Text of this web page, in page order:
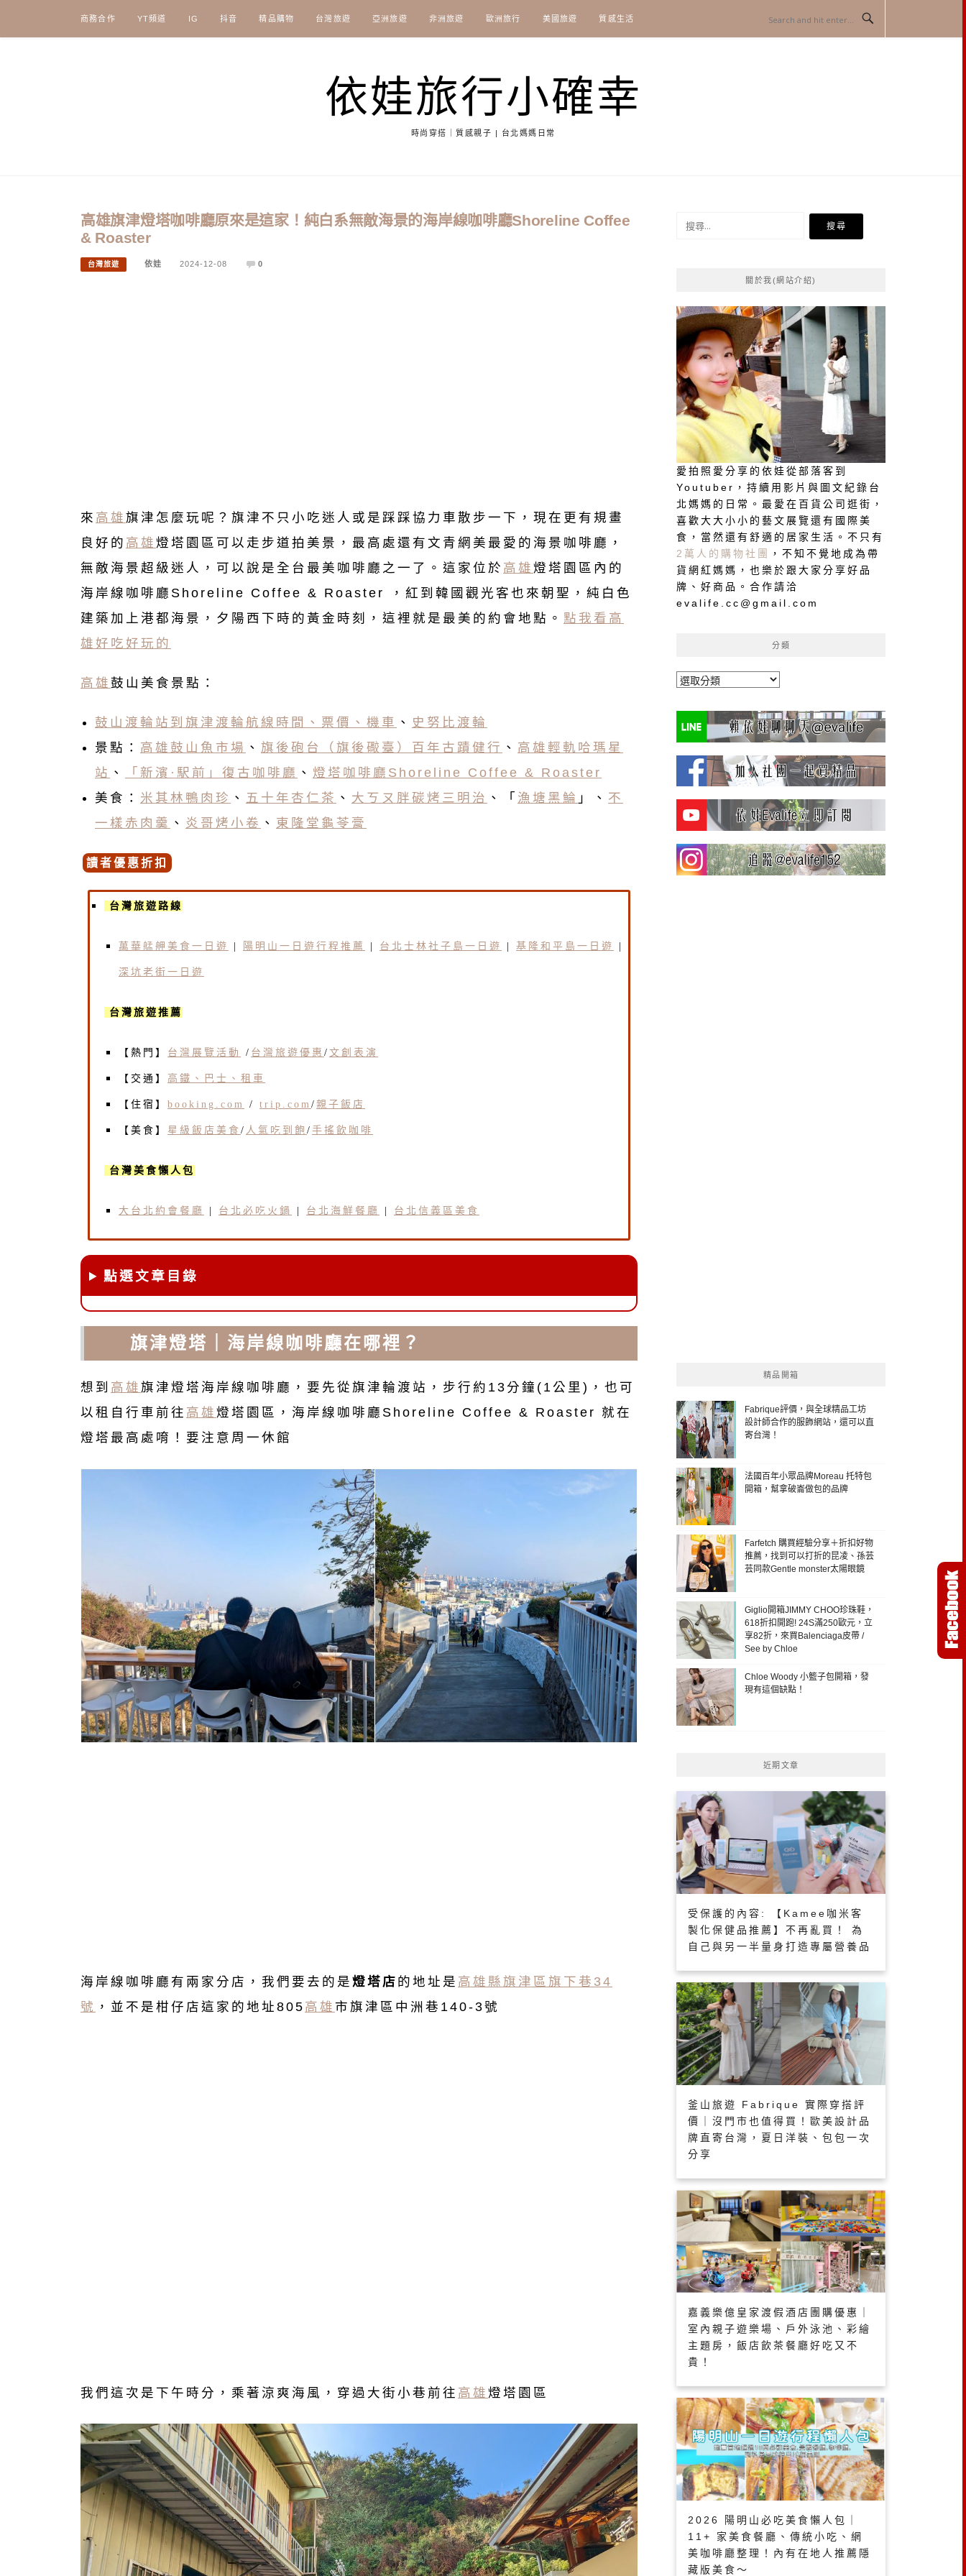
content
商務合作 YT頻道 IG 抖音 精品購物 台灣旅遊 亞洲旅遊 非洲旅遊 歐洲旅行 美國旅遊 質感生活
依娃旅行小確幸
時尚穿搭｜質感親子 | 台北媽媽日常
高雄旗津燈塔咖啡廳原來是這家！純白系無敵海景的海岸線咖啡廳Shoreline Coffee
& Roaster
台灣旅遊 依娃 2024-12-08 0
來 高雄 旗津怎麼玩呢？旗津不只小吃迷人或是踩踩協力車散步一下，現在更有規畫
良好的 高雄 燈塔園區可以走步道拍美景，最高處還有文青網美最愛的海景咖啡廳，
無敵海景超級迷人，可以說是全台最美咖啡廳之一了。這家位於 高雄 燈塔園區內的
海岸線咖啡廳Shoreline Coffee & Roaster ，紅到韓國觀光客也來朝聖，純白色
建築加上港都海景，夕陽西下時的黃金時刻，這裡就是最美的約會地點。 點我看高
雄好吃好玩的
高雄 鼓山美食景點：
鼓山渡輪站到旗津渡輪航線時間、票價、機車 、 史努比渡輪
景點： 高雄鼓山魚市場 、 旗後砲台（旗後礮臺）百年古蹟健行 、 高雄輕軌哈瑪星
站 、 「新濱·駅前」復古咖啡廳 、 燈塔咖啡廳Shoreline Coffee & Roaster
美食： 米其林鴨肉珍 、 五十年杏仁茶 、 大ㄎㄡ胖碳烤三明治 、「 漁塘黑鯩 」、 不
一樣赤肉羹 、 炎哥烤小卷 、 東隆堂龜苓膏
讀者優惠折扣
台灣旅遊路線
萬華艋舺美食一日遊 陽明山一日遊行程推薦 台北士林社子島一日遊 基隆和平島一日遊
深坑老街一日遊
台灣旅遊推薦
【熱門】 台灣展覽活動 / 台灣旅遊優惠 / 文創表演
【交通】 高鐵、巴士、租車
【住宿】 booking.com / trip.com / 親子飯店
【美食】 星級飯店美食 / 人氣吃到飽 / 手搖飲咖啡
台灣美食懶人包
大台北約會餐廳 台北必吃火鍋 台北海鮮餐廳 台北信義區美食
點選文章目錄
旗津燈塔｜海岸線咖啡廳在哪裡？
想到 高雄 旗津燈塔海岸線咖啡廳，要先從旗津輪渡站，步行約13分鐘(1公里)，也可
以租自行車前往 高雄 燈塔園區，海岸線咖啡廳Shoreline Coffee & Roaster 就在
燈塔最高處唷！要注意周一休館
海岸線咖啡廳有兩家分店，我們要去的是 燈塔店 的地址是 高雄縣旗津區旗下巷34
號 ，並不是柑仔店這家的地址805 高雄 市旗津區中洲巷140-3號
我們這次是下午時分，乘著涼爽海風，穿過大街小巷前往 高雄 燈塔園區
搜
關於我(網站介紹)
愛拍照愛分享的依娃從部落客到
Youtuber，持續用影片與圖文紀錄台
北媽媽的日常。最愛在百貨公司逛街，
喜歡大大小小的藝文展覽還有國際美
食，當然還有舒適的居家生活。不只有
2萬人的購物社團
，不知不覺地成為帶
貨網紅媽媽，也樂於跟大家分享好品
牌、好商品。合作請洽
evalife.cc@gmail.com
分類
分
精品開箱
Fabrique評價，與全球精品工坊
設計師合作的服飾網站，還可以直
寄台灣！
法國百年小眾品牌Moreau 托特包
開箱，幫拿破崙做包的品牌
Farfetch 購買經驗分享＋折扣好物
推薦，找到可以打折的昆凌、孫芸
芸同款Gentle monster太陽眼鏡
Giglio開箱JIMMY CHOO珍珠鞋，
618折扣開跑! 24S滿250歐元，立
享82折，來買Balenciaga皮帶 /
See by Chloe
Chloe Woody 小籃子包開箱，發
現有這個缺點！
近期文章
受保護的內容: 【Kamee咖米客
製化保健品推薦】不再亂買！ 為
自己與另一半量身打造專屬營養品
釜山旅遊 Fabrique 實際穿搭評
價｜沒門市也值得買！歐美設計品
牌直寄台灣，夏日洋裝、包包一次
分享
嘉義樂億皇家渡假酒店團購優惠｜
室內親子遊樂場、戶外泳池、彩繪
主題房，飯店飲茶餐廳好吃又不
貴！
2026 陽明山必吃美食懶人包｜
11+ 家美食餐廳、傳統小吃、網
美咖啡廳整理！內有在地人推薦隱
藏版美食～